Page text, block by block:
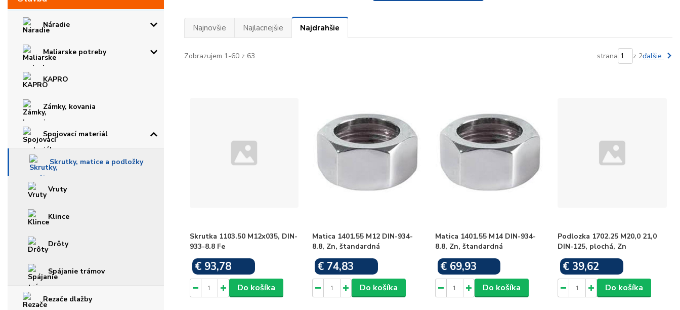
Náradie
Maliarske potreby
KAPRO
Zámky, kovania
Spojovací materiál
Skrutky, matice a podložky
Vruty
Klince
Drôty
Spájanie trámov
Rezače dlažby
Najnovšie Najlacnejšie Najdrahšie
Zobrazujem 1-60 z 63 strana z 2ďalšie
Skrutka 1103.50 M12x035, DIN-
933-8.8 Fe
€ 93,78
Do košíka
Matica 1401.55 M12 DIN-934-
8.8, Zn, štandardná
€ 74,83
Do košíka
Matica 1401.55 M14 DIN-934-
8.8, Zn, štandardná
€ 69,93
Do košíka
Podlozka 1702.25 M20,0 21,0
DIN-125, plochá, Zn
€ 39,62
Do košíka